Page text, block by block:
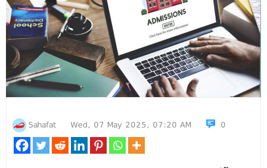
Sahafat Wed, 07 May 2025, 07:20 AM 0